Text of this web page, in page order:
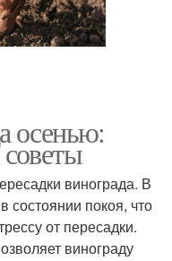
осенью:
винограда. В
состоянии покоя, что
от пересадки.
винограду